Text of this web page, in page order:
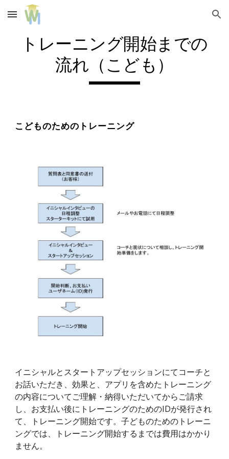
Skip to main content Skip to navigation
トレーニング開始までの
流れ（こども）
こどものためのトレーニング
イニシャルとスタートアップセッションにてコーチと
お話いただき、効果と、アプリを含めたトレーニング
の内容についてご理解・納得いただいてからご請求
し、お支払い後にトレーニングのためのIDが発行され
て、トレーニング開始です。子どものためのトレーニ
ングでは、トレーニング開始するまでは費用はかかり
ません。